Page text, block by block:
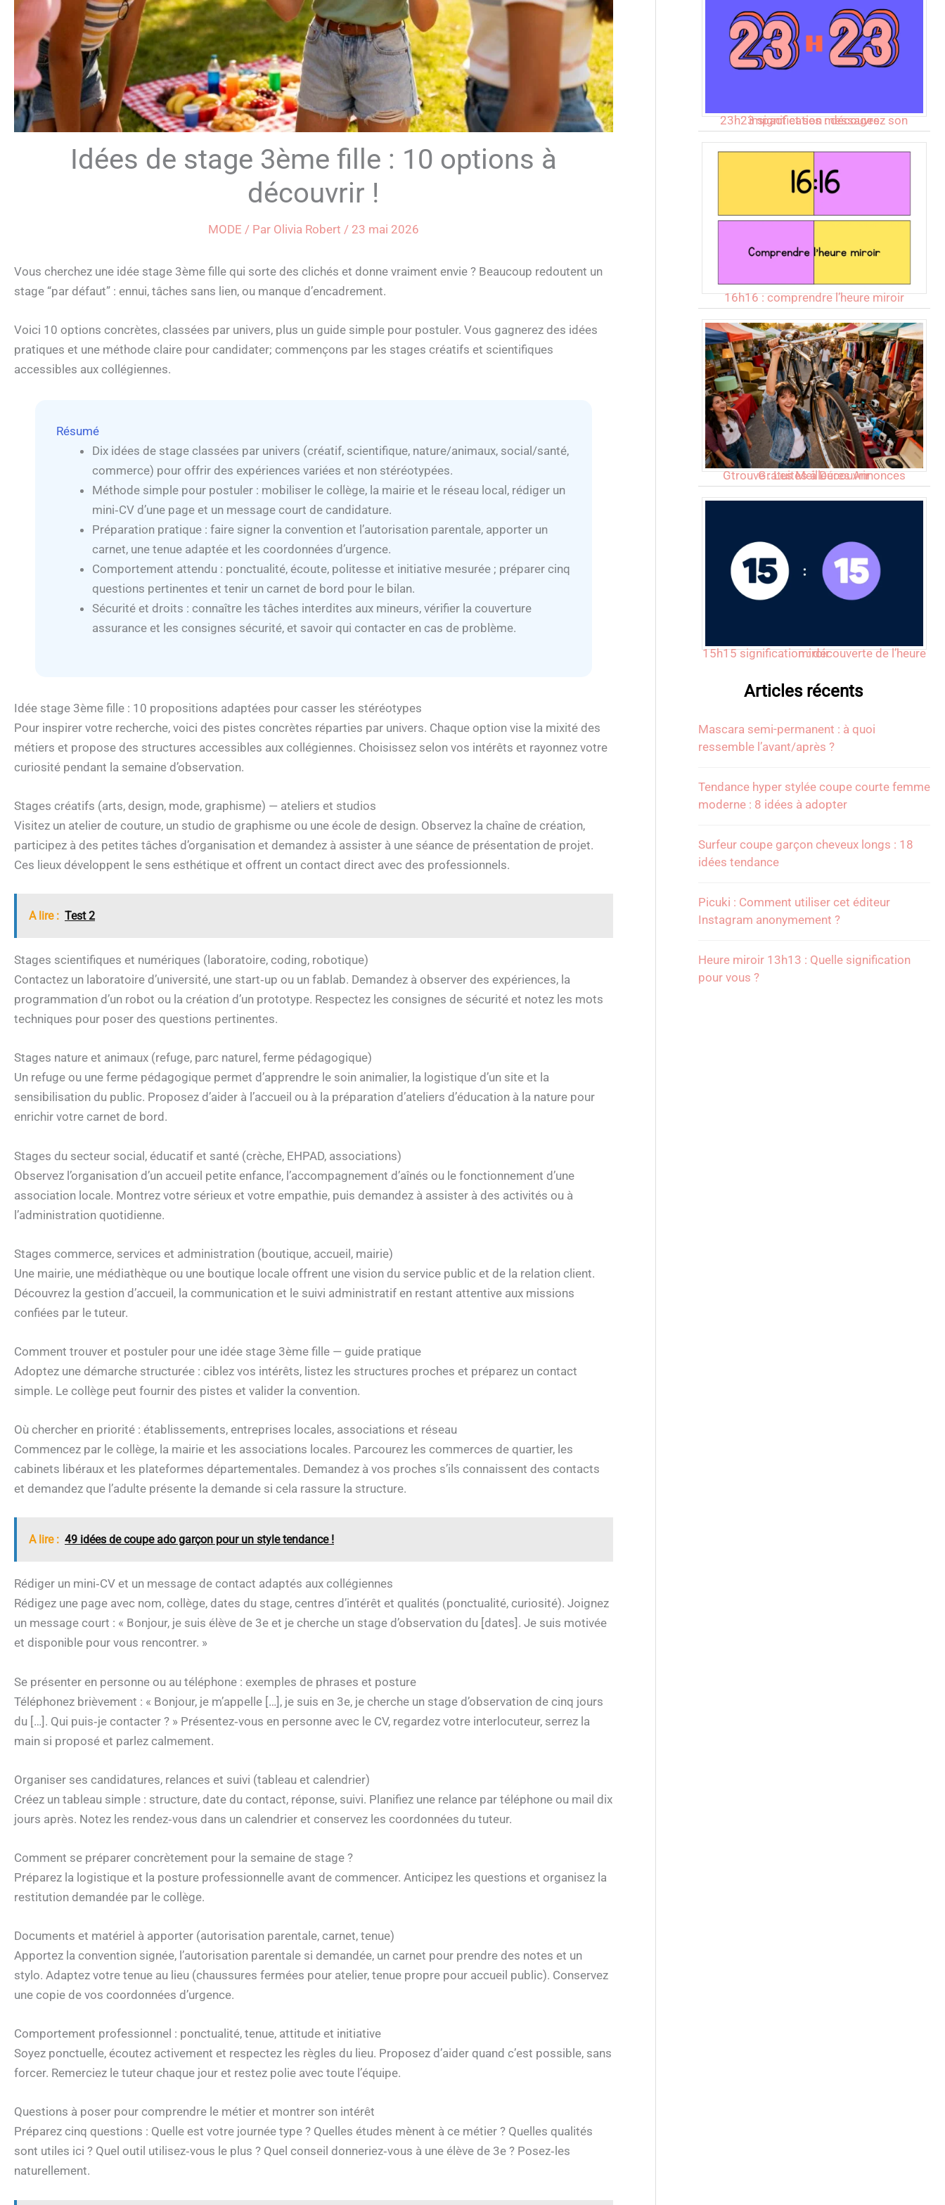
Idées de stage 3ème fille : 10 options à
découvrir !
MODE / Par Olivia Robert / 23 mai 2026
Vous cherchez une idée stage 3ème fille qui sorte des clichés et donne vraiment envie ? Beaucoup redoutent un
stage “par défaut” : ennui, tâches sans lien, ou manque d’encadrement.
Voici 10 options concrètes, classées par univers, plus un guide simple pour postuler. Vous gagnerez des idées
pratiques et une méthode claire pour candidater; commençons par les stages créatifs et scientifiques
accessibles aux collégiennes.
Résumé
Dix idées de stage classées par univers (créatif, scientifique, nature/animaux, social/santé,
commerce) pour offrir des expériences variées et non stéréotypées.
Méthode simple pour postuler : mobiliser le collège, la mairie et le réseau local, rédiger un
mini‑CV d’une page et un message court de candidature.
Préparation pratique : faire signer la convention et l’autorisation parentale, apporter un
carnet, une tenue adaptée et les coordonnées d’urgence.
Comportement attendu : ponctualité, écoute, politesse et initiative mesurée ; préparer cinq
questions pertinentes et tenir un carnet de bord pour le bilan.
Sécurité et droits : connaître les tâches interdites aux mineurs, vérifier la couverture
assurance et les consignes sécurité, et savoir qui contacter en cas de problème.
Idée stage 3ème fille : 10 propositions adaptées pour casser les stéréotypes
Pour inspirer votre recherche, voici des pistes concrètes réparties par univers. Chaque option vise la mixité des
métiers et propose des structures accessibles aux collégiennes. Choisissez selon vos intérêts et rayonnez votre
curiosité pendant la semaine d’observation.
Stages créatifs (arts, design, mode, graphisme) — ateliers et studios
Visitez un atelier de couture, un studio de graphisme ou une école de design. Observez la chaîne de création,
participez à des petites tâches d’organisation et demandez à assister à une séance de présentation de projet.
Ces lieux développent le sens esthétique et offrent un contact direct avec des professionnels.
A lire : Test 2
Stages scientifiques et numériques (laboratoire, coding, robotique)
Contactez un laboratoire d’université, une start‑up ou un fablab. Demandez à observer des expériences, la
programmation d’un robot ou la création d’un prototype. Respectez les consignes de sécurité et notez les mots
techniques pour poser des questions pertinentes.
Stages nature et animaux (refuge, parc naturel, ferme pédagogique)
Un refuge ou une ferme pédagogique permet d’apprendre le soin animalier, la logistique d’un site et la
sensibilisation du public. Proposez d’aider à l’accueil ou à la préparation d’ateliers d’éducation à la nature pour
enrichir votre carnet de bord.
Stages du secteur social, éducatif et santé (crèche, EHPAD, associations)
Observez l’organisation d’un accueil petite enfance, l’accompagnement d’aînés ou le fonctionnement d’une
association locale. Montrez votre sérieux et votre empathie, puis demandez à assister à des activités ou à
l’administration quotidienne.
Stages commerce, services et administration (boutique, accueil, mairie)
Une mairie, une médiathèque ou une boutique locale offrent une vision du service public et de la relation client.
Découvrez la gestion d’accueil, la communication et le suivi administratif en restant attentive aux missions
confiées par le tuteur.
Comment trouver et postuler pour une idée stage 3ème fille — guide pratique
Adoptez une démarche structurée : ciblez vos intérêts, listez les structures proches et préparez un contact
simple. Le collège peut fournir des pistes et valider la convention.
Où chercher en priorité : établissements, entreprises locales, associations et réseau
Commencez par le collège, la mairie et les associations locales. Parcourez les commerces de quartier, les
cabinets libéraux et les plateformes départementales. Demandez à vos proches s’ils connaissent des contacts
et demandez que l’adulte présente la demande si cela rassure la structure.
A lire : 49 idées de coupe ado garçon pour un style tendance !
Rédiger un mini‑CV et un message de contact adaptés aux collégiennes
Rédigez une page avec nom, collège, dates du stage, centres d’intérêt et qualités (ponctualité, curiosité). Joignez
un message court : « Bonjour, je suis élève de 3e et je cherche un stage d’observation du [dates]. Je suis motivée
et disponible pour vous rencontrer. »
Se présenter en personne ou au téléphone : exemples de phrases et posture
Téléphonez brièvement : « Bonjour, je m’appelle […], je suis en 3e, je cherche un stage d’observation de cinq jours
du […]. Qui puis‑je contacter ? » Présentez‑vous en personne avec le CV, regardez votre interlocuteur, serrez la
main si proposé et parlez calmement.
Organiser ses candidatures, relances et suivi (tableau et calendrier)
Créez un tableau simple : structure, date du contact, réponse, suivi. Planifiez une relance par téléphone ou mail dix
jours après. Notez les rendez‑vous dans un calendrier et conservez les coordonnées du tuteur.
Comment se préparer concrètement pour la semaine de stage ?
Préparez la logistique et la posture professionnelle avant de commencer. Anticipez les questions et organisez la
restitution demandée par le collège.
Documents et matériel à apporter (autorisation parentale, carnet, tenue)
Apportez la convention signée, l’autorisation parentale si demandée, un carnet pour prendre des notes et un
stylo. Adaptez votre tenue au lieu (chaussures fermées pour atelier, tenue propre pour accueil public). Conservez
une copie de vos coordonnées d’urgence.
Comportement professionnel : ponctualité, tenue, attitude et initiative
Soyez ponctuelle, écoutez activement et respectez les règles du lieu. Proposez d’aider quand c’est possible, sans
forcer. Remerciez le tuteur chaque jour et restez polie avec toute l’équipe.
Questions à poser pour comprendre le métier et montrer son intérêt
Préparez cinq questions : Quelle est votre journée type ? Quelles études mènent à ce métier ? Quelles qualités
sont utiles ici ? Quel outil utilisez‑vous le plus ? Quel conseil donneriez‑vous à une élève de 3e ? Posez‑les
naturellement.
23h23 signification : découvrez son impact et ses messages
16h16 : comprendre l’heure miroir
Gtrouve : Les Meilleures Annonces Gratuites à Découvrir
15h15 signification : découverte de l’heure miroir
Articles récents
Mascara semi-permanent : à quoi
ressemble l’avant/après ?
Tendance hyper stylée coupe courte femme
moderne : 8 idées à adopter
Surfeur coupe garçon cheveux longs : 18
idées tendance
Picuki : Comment utiliser cet éditeur
Instagram anonymement ?
Heure miroir 13h13 : Quelle signification
pour vous ?